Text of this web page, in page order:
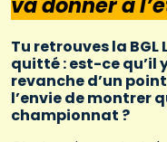
Tu retrouves la
quitté : est-ce qu’il
revanche d’un
l’envie de montrer
championnat ?